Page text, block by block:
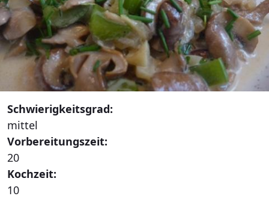
Schwierigkeitsgrad:
mittel
Vorbereitungszeit:
20
Kochzeit:
10